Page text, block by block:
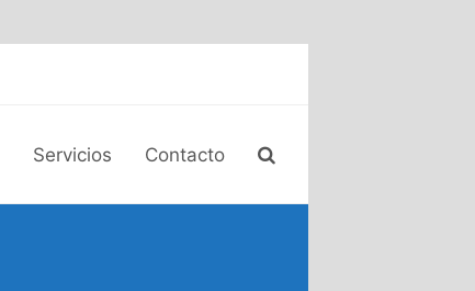
Servicios Contacto